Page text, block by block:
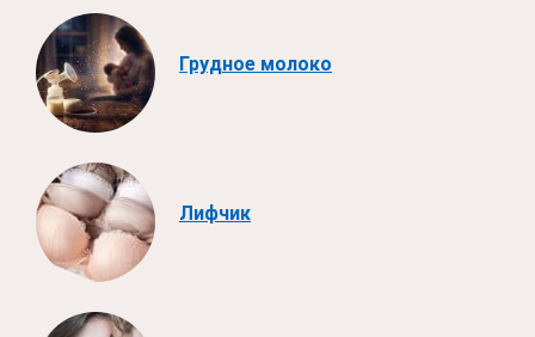
Грудное молоко
Лифчик